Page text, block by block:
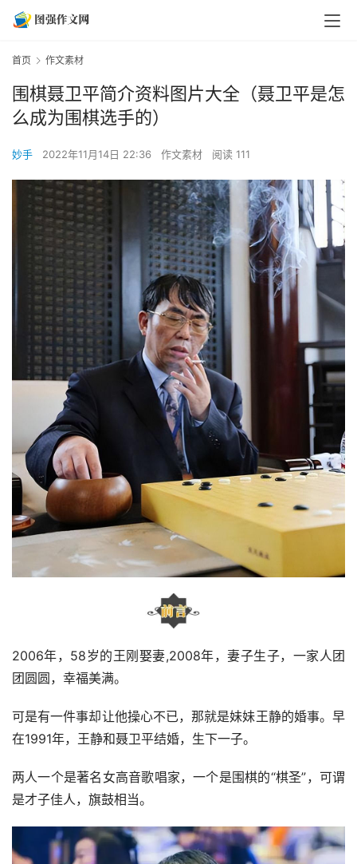
首页 作文素材
围棋聂卫平简介资料图片大全（聂卫平是怎
么成为围棋选手的）
妙手 2022年11月14日 22:36 作文素材 阅读 111
2006年，58岁的王刚娶妻,2008年，妻子生子，一家人团
团圆圆，幸福美满。
可是有一件事却让他操心不已，那就是妹妹王静的婚事。早
在1991年，王静和聂卫平结婚，生下一子。
两人一个是著名女高音歌唱家，一个是围棋的“棋圣”，可谓
是才子佳人，旗鼓相当。